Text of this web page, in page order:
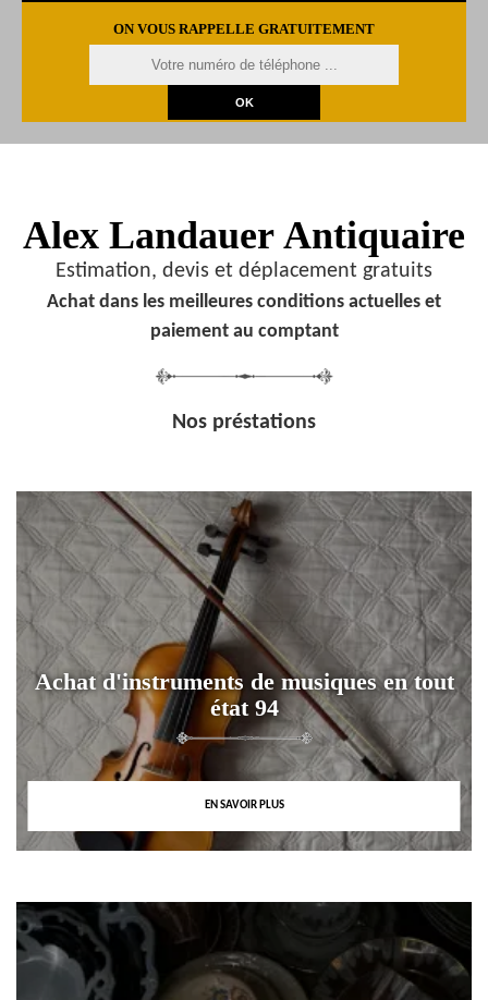
ON VOUS RAPPELLE GRATUITEMENT
Alex Landauer Antiquaire
Estimation, devis et déplacement gratuits
Achat dans les meilleures conditions actuelles et
paiement au comptant
Nos préstations
Achat d'instruments de musiques en tout
état 94
EN SAVOIR PLUS